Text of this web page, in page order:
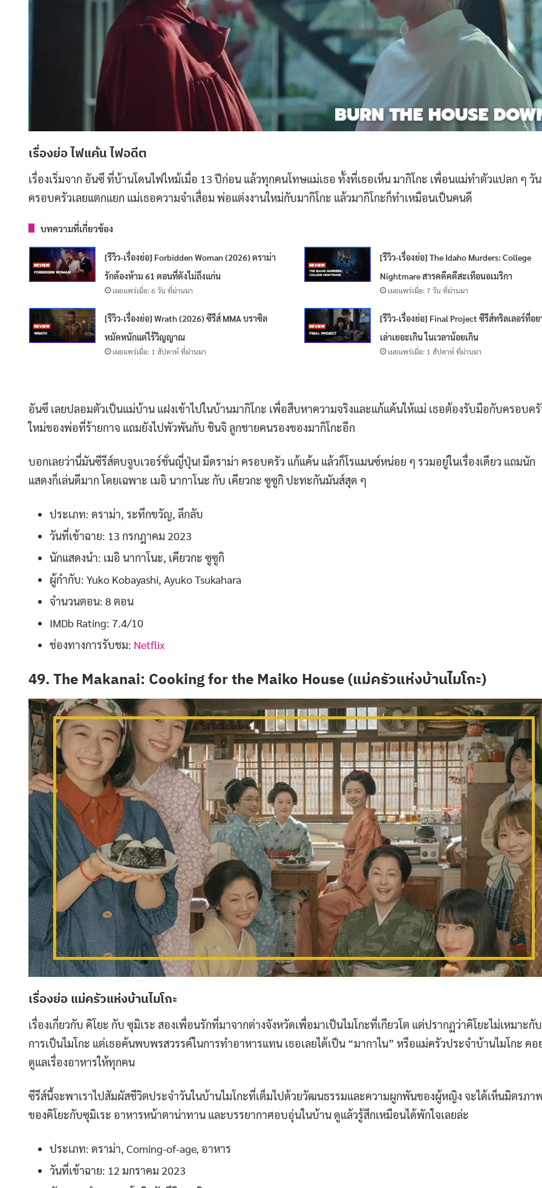
เรื่องย่อ ไฟแค้น ไฟอดีต
เรื่องเริ่มจาก อันซึ ที่บ้านโดนไฟไหม้เมื่อ 13 ปีก่อน แล้วทุกคนโทษแม่เธอ ทั้งที่เธอเห็น มากิโกะ เพื่อนแม่ทำตัวแปลก ๆ วั
ครอบครัวเลยแตกแยก แม่เธอความจำเสื่อม พ่อแต่งงานใหม่กับมากิโกะ แล้วมากิโกะก็ทำเหมือนเป็นคนดี
บทความที่เกี่ยวข้อง
[รีวิว-เรื่องย่อ] Forbidden Woman (2026) ดราม่า
รักต้องห้าม 61 ตอนที่ดังไม่ถึงแก่น
เผยแพร่เมื่อ: 6 วัน ที่ผ่านมา
[รีวิว-เรื่องย่อ] The Idaho Murders: College
Nightmare สารคดีคดีสะเทือนอเมริกา
เผยแพร่เมื่อ: 7 วัน ที่ผ่านมา
[รีวิว-เรื่องย่อ] Wrath (2026) ซีรีส์ MMA บราซิล
หมัดหนักแต่ไร้วิญญาณ
เผยแพร่เมื่อ: 1 สัปดาห์ ที่ผ่านมา
[รีวิว-เรื่องย่อ] Final Project ซีรีส์ทริลเลอร์ที่อย
เล่าเยอะเกิน ในเวลาน้อยเกิน
เผยแพร่เมื่อ: 1 สัปดาห์ ที่ผ่านมา
อันซึ เลยปลอมตัวเป็นแม่บ้าน แฝงเข้าไปในบ้านมากิโกะ เพื่อสืบหาความจริงและแก้แค้นให้แม่ เธอต้องรับมือกับครอบค
ใหม่ของพ่อที่ร้ายกาจ แถมยังไปพัวพันกับ ชินจิ ลูกชายคนรองของมากิโกะอีก
บอกเลยว่านี่มันซีรีส์ตบจูบเวอร์ชั่นญี่ปุ่น! มีดราม่า ครอบครัว แก้แค้น แล้วก็โรแมนซ์หน่อย ๆ รวมอยู่ในเรื่องเดียว แถมนัก
แสดงก็เล่นดีมาก โดยเฉพาะ เมอิ นากาโนะ กับ เคียวกะ ซูซูกิ ปะทะกันมันส์สุด ๆ
ประเภท: ดราม่า, ระทึกขวัญ, ลึกลับ
วันที่เข้าฉาย: 13 กรกฎาคม 2023
นักแสดงนำ: เมอิ นากาโนะ, เคียวกะ ซูซูกิ
ผู้กำกับ: Yuko Kobayashi, Ayuko Tsukahara
จำนวนตอน: 8 ตอน
IMDb Rating: 7.4/10
ช่องทางการรับชม: Netflix
49. The Makanai: Cooking for the Maiko House (แม่ครัวแห่งบ้านไมโกะ)
เรื่องย่อ แม่ครัวแห่งบ้านไมโกะ
เรื่องเกี่ยวกับ คิโยะ กับ ซุมิเระ สองเพื่อนรักที่มาจากต่างจังหวัดเพื่อมาเป็นไมโกะที่เกียวโต แต่ปรากฏว่าคิโยะไม่เหมาะกับ
การเป็นไมโกะ แต่เธอค้นพบพรสวรรค์ในการทำอาหารแทน เธอเลยได้เป็น “มากาไน” หรือแม่ครัวประจำบ้านไมโกะ คอ
ดูแลเรื่องอาหารให้ทุกคน
ซีรีส์นี้จะพาเราไปสัมผัสชีวิตประจำวันในบ้านไมโกะที่เต็มไปด้วยวัฒนธรรมและความผูกพันของผู้หญิง จะได้เห็นมิตรภา
ของคิโยะกับซุมิเระ อาหารหน้าตาน่าทาน และบรรยากาศอบอุ่นในบ้าน ดูแล้วรู้สึกเหมือนได้พักใจเลยล่ะ
ประเภท: ดราม่า, Coming-of-age, อาหาร
วันที่เข้าฉาย: 12 มกราคม 2023